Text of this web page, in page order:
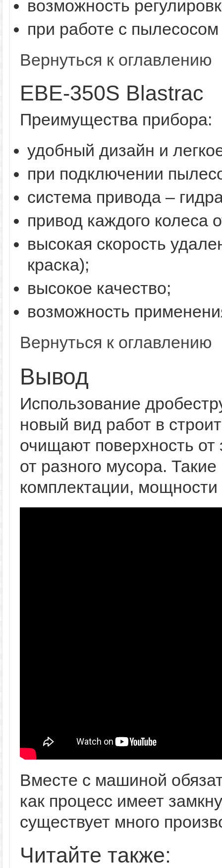
возможность
при работе с
Вернуться к оглавлению
EBE-350S Blastrac
Преимущества прибора:
удобный дизайн и
при подключении
система привода –
привод каждого колеса
высокая скорость
краска);
высокое качество;
возможность
Вернуться к оглавлению
Вывод
Использование
новый вид работ в
очищают поверхность от
от разного мусора.
комплектации,
Вместе с машиной
как процесс имеет
существует много
Читайте также: